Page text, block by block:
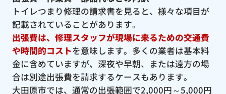
トイレつまり修理の請求書を見ると、様々な項目が
記載されていることがあります。
出張費は、修理スタッフが現場に来るための交通費
や時間的コストを意味します。多くの業者は基本料
金に含めていますが、深夜や早朝、または遠方の場
合は別途出張費を請求するケースもあります。
大田原市では、通常の出張範囲で2,000円～5,000円